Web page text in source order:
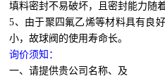
填料密封不易破坏，且密封能力随
5、由于聚四氟乙烯等材料具有良
小，故球阀的使用寿命长。
询价须知：
一、请提供贵公司名称、及